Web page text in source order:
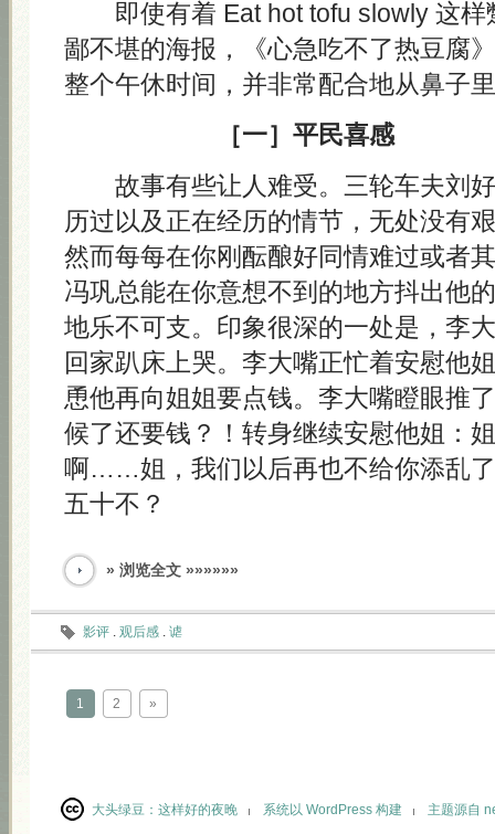
即使有着 Eat hot tofu slowly 这样
鄙不堪的海报，《心急吃不了热豆腐
整个午休时间，并非常配合地从鼻子
［一］平民喜感
故事有些让人难受。三轮车夫刘好
历过以及正在经历的情节，无处没有
然而每每在你刚酝酿好同情难过或者
冯巩总能在你意想不到的地方抖出他
地乐不可支。印象很深的一处是，李
回家趴床上哭。李大嘴正忙着安慰他
恿他再向姐姐要点钱。李大嘴瞪眼推
候了还要钱？！转身继续安慰他姐：
啊……姐，我们以后再也不给你添乱
五十不？
» 浏览全文 »»»»»»
影评 . 观后感 . 谑
1 2 »
大头绿豆： 这样好的夜晚 系统以 WordPress 构建 主题源自